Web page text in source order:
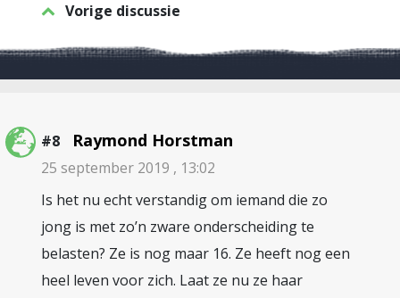
Vorige discussie
#8 Raymond Horstman
25 september 2019 , 13:02
Is het nu echt verstandig om iemand die zo
jong is met zo’n zware onderscheiding te
belasten? Ze is nog maar 16. Ze heeft nog een
heel leven voor zich. Laat ze nu ze haar